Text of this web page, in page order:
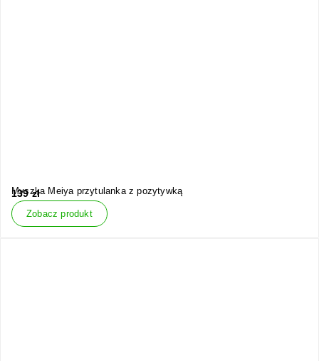
Myszka Meiya przytulanka z pozytywką
139zł
Zobacz produkt